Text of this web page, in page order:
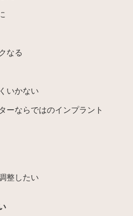
なる
いかない
ーならではのインプラント
整したい